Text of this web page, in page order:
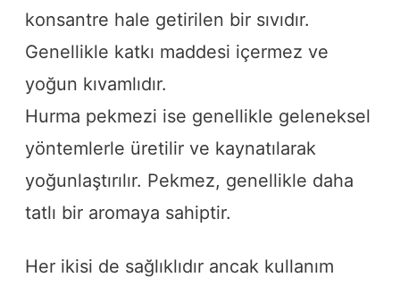
konsantre hale getirilen bir sıvıdır.
Genellikle katkı maddesi içermez ve
yoğun kıvamlıdır.
Hurma pekmezi ise genellikle geleneksel
yöntemlerle üretilir ve kaynatılarak
yoğunlaştırılır. Pekmez, genellikle daha
tatlı bir aromaya sahiptir.
Her ikisi de sağlıklıdır ancak kullanım